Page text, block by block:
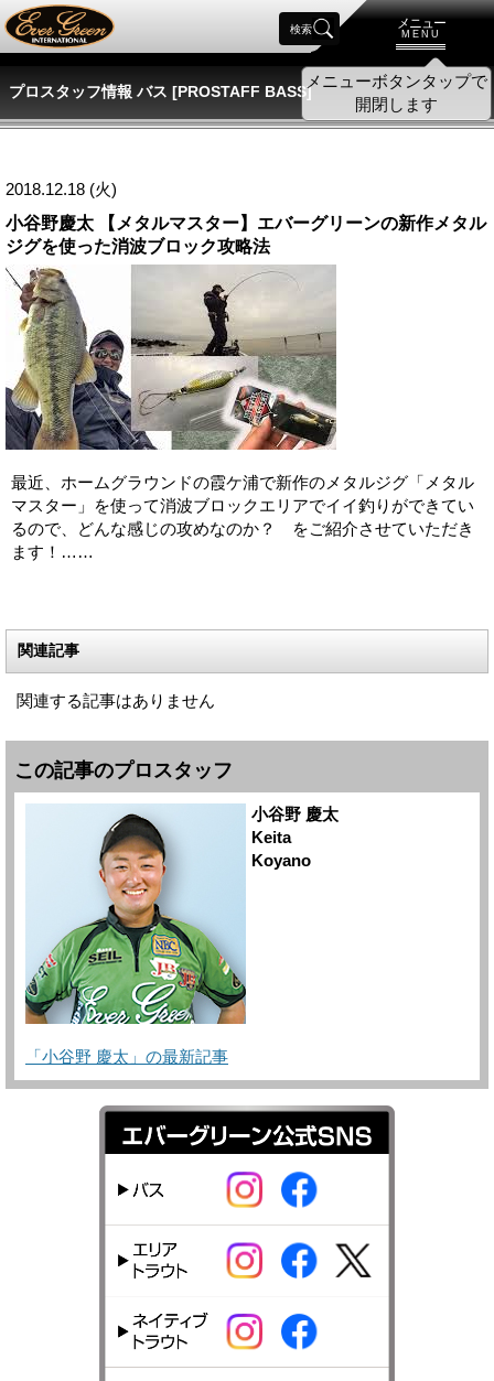
メニュー
MENU
検索
プロスタッフ情報 バス [PROSTAFF BASS]
2018.12.18 (火)
小谷野慶太 【メタルマスター】エバーグリーンの新作メタル
ジグを使った消波ブロック攻略法
最近、ホームグラウンドの霞ケ浦で新作のメタルジグ「メタル
マスター」を使って消波ブロックエリアでイイ釣りができてい
るので、どんな感じの攻めなのか？ をご紹介させていただき
ます！……
関連記事
関連する記事はありません
この記事のプロスタッフ
小谷野 慶太
Keita
Koyano
「小谷野 慶太」の最新記事